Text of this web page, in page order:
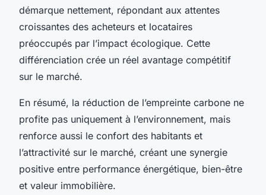
démarque nettement, répondant aux attentes
croissantes des acheteurs et locataires
préoccupés par l’impact écologique. Cette
différenciation crée un réel avantage compétitif
sur le marché.
En résumé, la réduction de l’empreinte carbone ne
profite pas uniquement à l’environnement, mais
renforce aussi le confort des habitants et
l’attractivité sur le marché, créant une synergie
positive entre performance énergétique, bien-être
et valeur immobilière.